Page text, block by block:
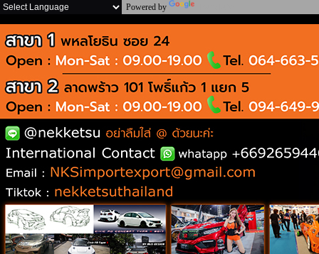
Powered by